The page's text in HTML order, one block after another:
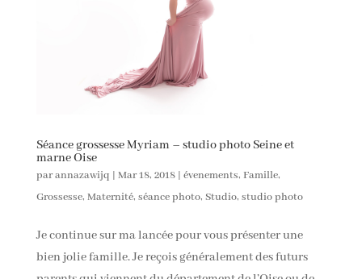
Séance grossesse Myriam – studio photo Seine et
marne Oise
parannazawijq | Mar 18, 2018| évenements, Famille,
Grossesse, Maternité, séance photo, Studio, studio photo
Je continue sur ma lancée pour vous présenter une
bien jolie famille. Je reçois généralement des futurs